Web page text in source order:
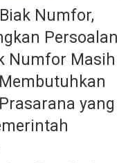
Numfor,
Persoalan
Numfor Masih
yang